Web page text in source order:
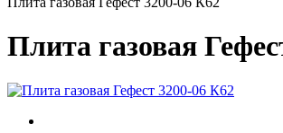
Плита газовая